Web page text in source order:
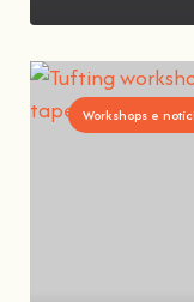
Workshops e